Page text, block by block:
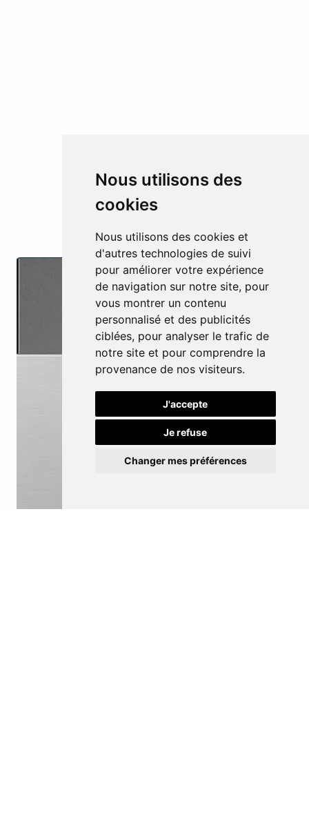
Nous utilisons des
cookies
Nous utilisons des cookies et
d'autres technologies de suivi
pour améliorer votre expérience
de navigation sur notre site, pour
vous montrer un contenu
personnalisé et des publicités
ciblées, pour analyser le trafic de
notre site et pour comprendre la
provenance de nos visiteurs.
J'accepte
Je refuse
Changer mes préférences